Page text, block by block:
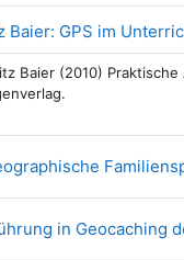
Baier: GPS im
Baier (2010)
in Geocaching